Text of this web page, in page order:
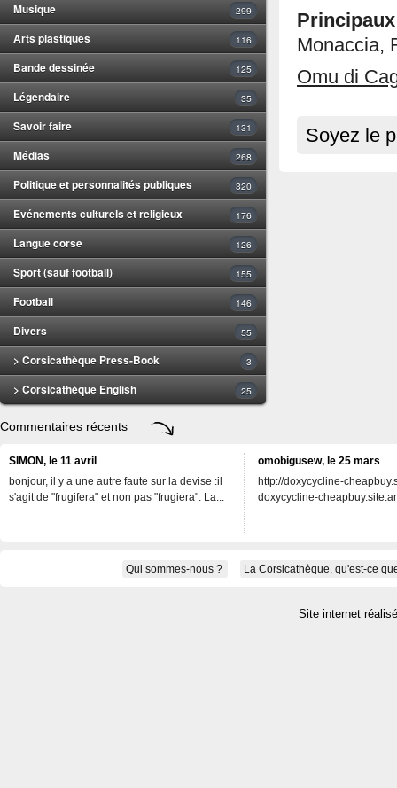
Musique 299
Arts plastiques 116
Bande dessinée 125
Légendaire 35
Savoir faire 131
Médias 268
Politique et personnalités publiques 320
Evénements culturels et religieux 176
Langue corse 126
Sport (sauf football) 155
Football 146
Divers 55
> Corsicathèque Press-Book 3
> Corsicathèque English 25
Monaccia,
Omu di
Soyez le
Commentaires récents
SIMON, le 11 avril
bonjour, il y a une autre faute sur la devise :il
s'agit de "frugifera" et non pas "frugiera". La...
omobigusew, le 25 mars
http://doxycycline-
doxycycline-
Qui sommes-nous ? La Corsicathèque, qu'est-ce
Site internet